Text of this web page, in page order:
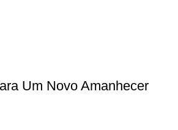
Um Novo Amanhecer